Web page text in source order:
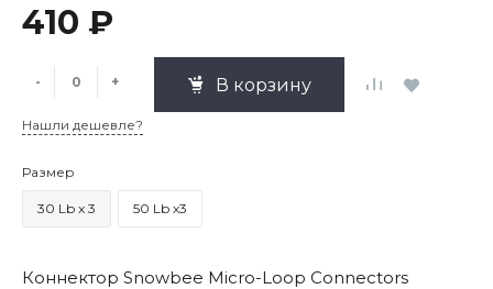
410 ₽
- + В корзину
Нашли дешевле?
Размер
30 Lb x 3 50 Lb x3
Коннектор Snowbee Micro-Loop Connectors